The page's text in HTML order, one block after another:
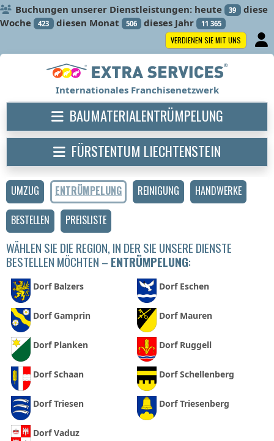
Buchungen unserer Dienstleistungen: heute 39 diese
Woche
423 diesen Monat 506 dieses Jahr 11 365
VERDIENEN SIE MIT UNS
UMZUG ENTRÜMPELUNG REINIGUNG
HANDWERKE
BESTELLEN
PREISLISTE
WÄHLEN SIE DIE REGION, IN DER SIE UNSERE DIENSTE
BESTELLEN MÖCHTEN – ENTRÜMPELUNG:
Dorf Balzers Dorf Eschen
Dorf Gamprin Dorf Mauren
Dorf Planken Dorf Ruggell
Dorf Schaan Dorf Schellenberg
Dorf Triesen Dorf Triesenberg
Dorf Vaduz
Internationales Franchisenetzwerk
BAUMATERIALENTRÜMPELUNG
FÜRSTENTUM LIECHTENSTEIN